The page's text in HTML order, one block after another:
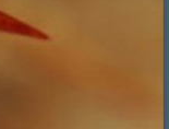
Te Maken En
12, Het